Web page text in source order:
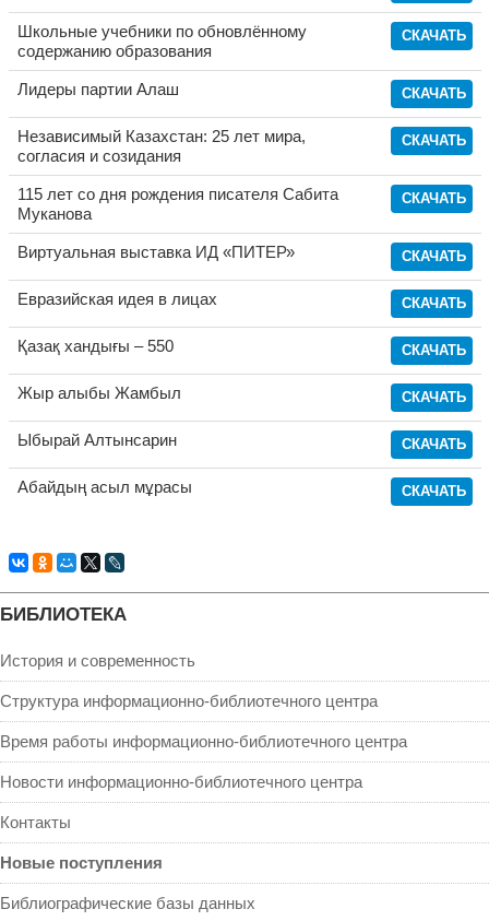
Школьные учебники по обновлённому
содержанию образования
СКАЧАТЬ
Лидеры партии Алаш СКАЧАТЬ
Независимый Казахстан: 25 лет мира,
согласия и созидания
СКАЧАТЬ
115 лет со дня рождения писателя Сабита
Муканова
СКАЧАТЬ
Виртуальная выставка ИД «ПИТЕР» СКАЧАТЬ
Евразийская идея в лицах СКАЧАТЬ
Қазақ хандығы – 550 СКАЧАТЬ
Жыр алыбы Жамбыл СКАЧАТЬ
Ыбырай Алтынсарин СКАЧАТЬ
Абайдың асыл мұрасы СКАЧАТЬ
БИБЛИОТЕКА
История и современность
Структура информационно-библиотечного центра
Время работы информационно-библиотечного центра
Новости информационно-библиотечного центра
Контакты
Новые поступления
Библиографические базы данных